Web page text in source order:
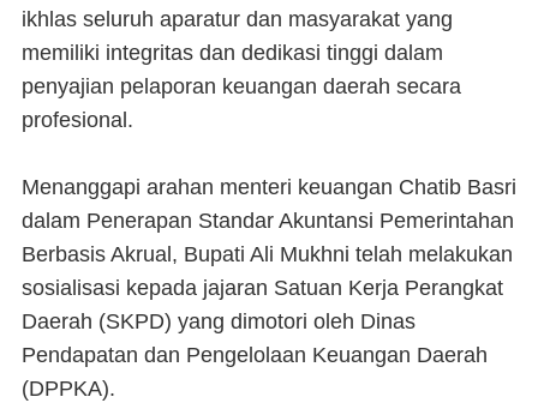
ikhlas seluruh aparatur dan masyarakat yang
memiliki integritas dan dedikasi tinggi dalam
penyajian pelaporan keuangan daerah secara
profesional.
Menanggapi arahan menteri keuangan Chatib Basri
dalam Penerapan Standar Akuntansi Pemerintahan
Berbasis Akrual, Bupati Ali Mukhni telah melakukan
sosialisasi kepada jajaran Satuan Kerja Perangkat
Daerah (SKPD) yang dimotori oleh Dinas
Pendapatan dan Pengelolaan Keuangan Daerah
(DPPKA).